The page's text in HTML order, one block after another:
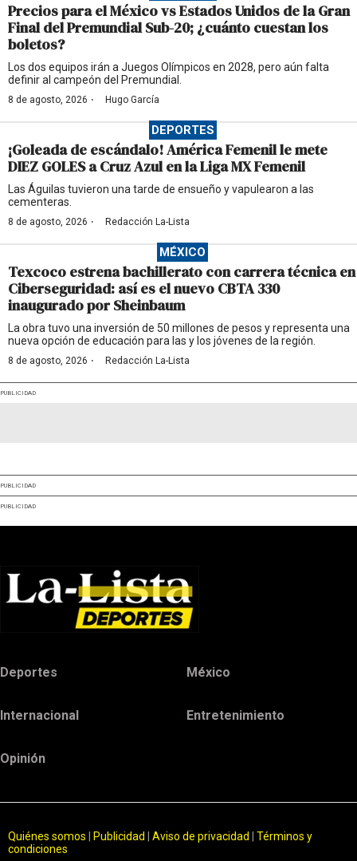
Precios para el México vs Estados Unidos de la Gran
Final del Premundial Sub-20; ¿cuánto cuestan los
boletos?
Los dos equipos irán a Juegos Olímpicos en 2028, pero aún falta
definir al campeón del Premundial.
8 de agosto, 2026 · Hugo García
DEPORTES
¡Goleada de escándalo! América Femenil le mete
DIEZ GOLES a Cruz Azul en la Liga MX Femenil
Las Águilas tuvieron una tarde de ensueño y vapulearon a las
cementeras.
8 de agosto, 2026 · Redacción La-Lista
MÉXICO
Texcoco estrena bachillerato con carrera técnica en
Ciberseguridad: así es el nuevo CBTA 330
inaugurado por Sheinbaum
La obra tuvo una inversión de 50 millones de pesos y representa una
nueva opción de educación para las y los jóvenes de la región.
8 de agosto, 2026 · Redacción La-Lista
PUBLICIDAD
PUBLICIDAD
PUBLICIDAD
Deportes México
Internacional Entretenimiento
Opinión
Quiénes somos Publicidad Aviso de privacidad
Términos y
condiciones